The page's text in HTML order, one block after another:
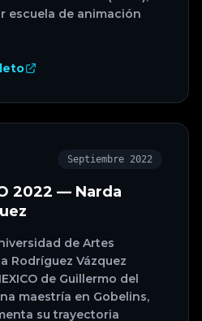
escuela de animación
Septiembre 2022
2022 — Narda
de Artes
Rodríguez Vázquez
de Guillermo del
maestría en Gobelins,
su trayectoria